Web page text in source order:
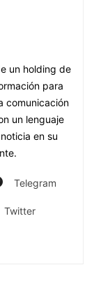
un holding de
para
comunicación
un lenguaje
en su
Telegram
Twitter